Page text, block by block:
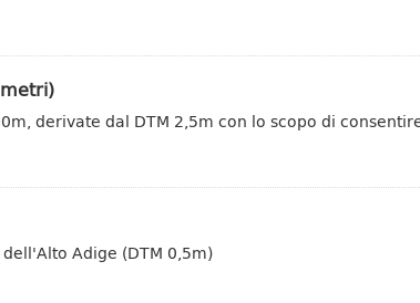
derivate dal DTM 2,5m con lo scopo di
Adige (DTM 0,5m)